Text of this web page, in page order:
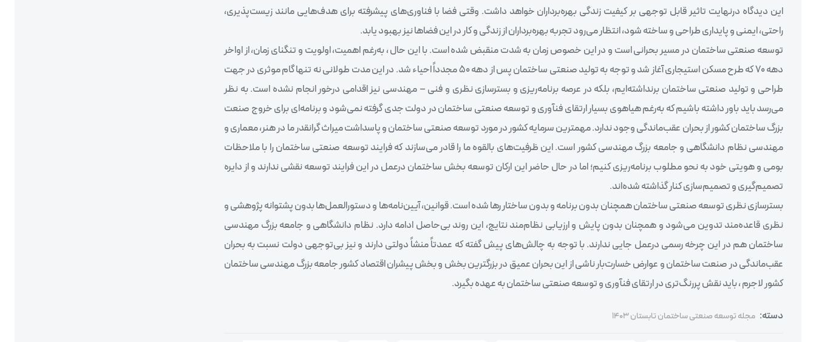
این دیدگاه درنهایت تاثیر قابل توجهی بر کیفیت زندگی بهره‌برداران خواهد داشت. وقتی فضا با فناوری‌های پیشرفته برای هدف‌هایی مانند زیست‌پذیری،
راحتی، ایمنی و پایداری طراحی و ساخته شود، انتظار می‌رود تجربه بهره‌برداران از زندگی و کار در این فضاها نیز بهبود یابد.
توسعه صنعتی ساختمان در مسیر بحرانی است و در این خصوص زمان به شدت منقبض شده است. با این حال ، به‌رغم اهمیت، اولویت و تنگنای زمان، از اواخر
دهه 70 که طرح مسکن استیجاری آغاز شد و توجه به تولید صنعتی ساختمان پس از دهه 50 مجدداً احیاء شد. در این مدت طولانی نه تنها گام موثری در جهت
طراحی و تولید صنعتی ساختمان برنداشته‌ایم، بلکه در عرصه برنامه‌ریزی و بسترسازی نظری و فنی – مهندسی نیز اقدامی درخور انجام نشده است. به نظر
می‌رسد باید باور داشته باشیم که به‌رغم هیاهوی بسیار ارتقای فنآوری و توسعه صنعتی ساختمان در دولت جدی گرفته نمی‌شود و برنامه‌ای برای خروج صنعت
بزرگ ساختمان کشور از بحران عقب‌ماندگی وجود ندارد. مهمترین سرمایه کشور در مورد توسعه صنعتی ساختمان و پاسداشت میراث گرانقدر ما در هنر، معماری و
مهندسی نظام دانشگاهی و جامعه بزرگ مهندسی کشور است. این ظرفیت‌های بالقوه ما را قادر می‌سازند که فرایند توسعه صنعتی ساختمان را با ملاحظات
بومی و هویتی خود به نحو مطلوب برنامه‌ریزی کنیم؛ اما در حال حاضر این ارکان توسعه بخش ساختمان درعمل در این فرایند توسعه نقشی ندارند و از دایره
تصمیم‌گیری و تصمیم‌سازی کنار گذاشته شده‌اند.
بسترسازی نظری توسعه صنعتی ساختمان همچنان بدون برنامه و بدون ساختار رها شده است. قوانین، آیین‌نامه‌ها و دستورالعمل‌‌ها بدون پشتوانه پژوهشی و
نظری قاعده‌مند تدوین می‌شود و همچنان بدون پایش و ارزیابی نظام‌مند نتایج، این روند بی‌حاصل ادامه دارد. نظام دانشگاهی و جامعه بزرگ مهندسی
ساختمان هم در این چرخه رسمی درعمل جایی ندارند. با توجه به چالش‌های پیش گفته که عمدتاً منشاً دولتی دارند و نیز بی‌توجهی دولت نسبت به بحران
عقب‌ماندگی در صنعت ساختمان و عوارض خسارت‌بار ناشی از این بحران عمیق در بزرگترین بخش و بخش پیشران اقتصاد کشور جامعه بزرگ مهندسی ساختمان
کشور لاجرم ، باید نقش پررنگ‌تری در ارتقای فنآوری و توسعه صنعتی ساختمان به عهده بگیرد.
دسته: مجله توسعه صنعتی ساختمان تابستان 1403